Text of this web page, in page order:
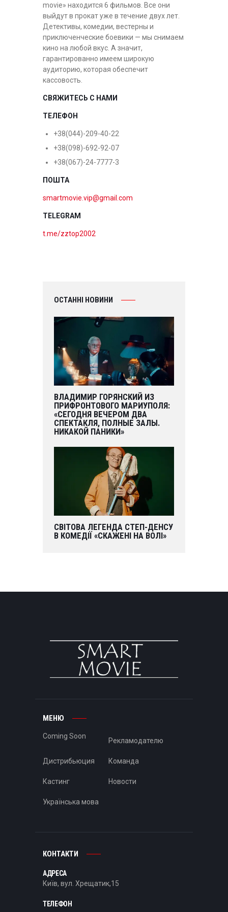
movie» находится 6 фильмов. Все они
выйдут в прокат уже в течение двух лет.
Детективы, комедии, вестерны и
приключенческие боевики — мы снимаем
кино на любой вкус. А значит,
гарантированно имеем широкую
аудиторию, которая обеспечит
кассовость.
СВЯЖИТЕСЬ С НАМИ
ТЕЛЕФОН
+38(044)-209-40-22
+38(098)-692-92-07
+38(067)-24-7777-3
ПОШТА
smartmovie.vip@gmail.com
TELEGRAM
t.me/zztop2002
ОСТАННІ НОВИНИ
ВЛАДИМИР ГОРЯНСКИЙ ИЗ
ПРИФРОНТОВОГО МАРИУПОЛЯ:
«СЕГОДНЯ ВЕЧЕРОМ ДВА
СПЕКТАКЛЯ, ПОЛНЫЕ ЗАЛЫ.
НИКАКОЙ ПАНИКИ»
СВІТОВА ЛЕГЕНДА СТЕП-ДЕНСУ
В КОМЕДІЇ «СКАЖЕНІ НА ВОЛІ»
МЕНЮ
Coming Soon
Рекламодателю
Дистрибьюция Команда
Кастинг Новости
Українська мова
КОНТАКТИ
АДРЕСА
Київ, вул. Хрещатик,15
ТЕЛЕФОН